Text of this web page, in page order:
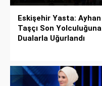
Eskişehir Yasta: Ayhan
Taşçı Son Yolculuğuna
Dualarla Uğurlandı